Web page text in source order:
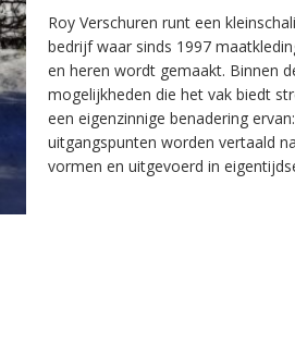
Roy Verschuren runt een
bedrijf waar sinds 1997
en heren wordt gemaakt. Binnen
mogelijkheden die het vak biedt
een eigenzinnige benadering
uitgangspunten worden vertaald
vormen en uitgevoerd in